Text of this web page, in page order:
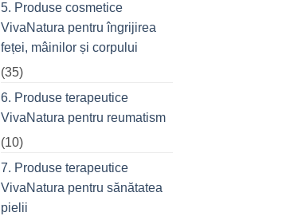
5. Produse cosmetice
VivaNatura pentru îngrijirea
feței, mâinilor și corpului
(35)
6. Produse terapeutice
VivaNatura pentru reumatism
(10)
7. Produse terapeutice
VivaNatura pentru sănătatea
pielii